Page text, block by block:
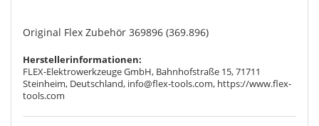
Original Flex Zubehör 369896 (369.896)
Herstellerinformationen:
FLEX-Elektrowerkzeuge GmbH, Bahnhofstraße 15, 71711
Steinheim, Deutschland, info@flex-tools.com, https://www.flex-
tools.com